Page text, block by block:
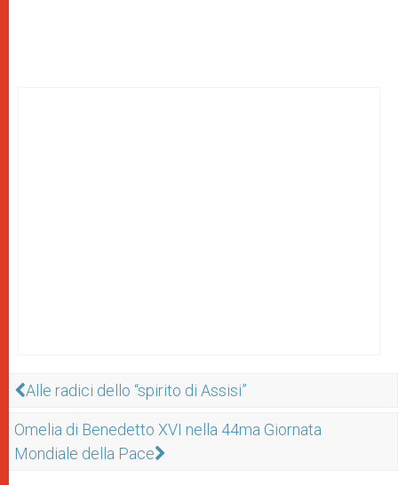
Alle radici dello “spirito di Assisi”
Omelia di Benedetto XVI nella 44ma Giornata
Mondiale della Pace